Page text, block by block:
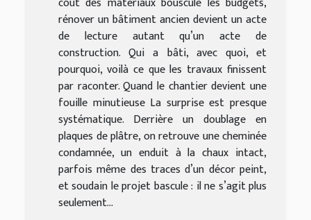
rénover un bâtiment ancien devient un acte
de lecture autant qu’un acte de
construction. Qui a bâti, avec quoi, et
pourquoi, voilà ce que les travaux finissent
par raconter. Quand le chantier devient une
fouille minutieuse La surprise est presque
systématique. Derrière un doublage en
plaques de plâtre, on retrouve une cheminée
condamnée, un enduit à la chaux intact,
parfois même des traces d’un décor peint,
et soudain le projet bascule : il ne s’agit plus
seulement...